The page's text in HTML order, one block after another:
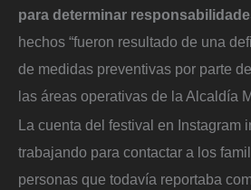
para determinar
hechos “fueron resultado de una
de medidas preventivas por parte
las áreas operativas de la Alcaldía
La cuenta del festival en Instagram
trabajando para contactar a los
personas que todavía reportaba